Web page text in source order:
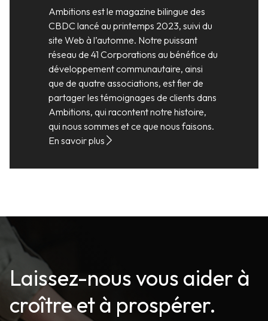
Ambitions est le magazine bilingue des
CBDC lancé au printemps 2023, suivi du
site Web à l’automne. Notre puissant
réseau de 41 Corporations au bénéfice du
développement communautaire, ainsi
que de quatre associations, est fier de
partager les témoignages de clients dans
Ambitions, qui racontent notre histoire,
qui nous sommes et ce que nous faisons.
En savoir plus
Laissez-nous vous aider à
croître et à prospérer.